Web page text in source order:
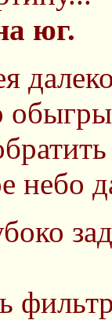
юг.
небо